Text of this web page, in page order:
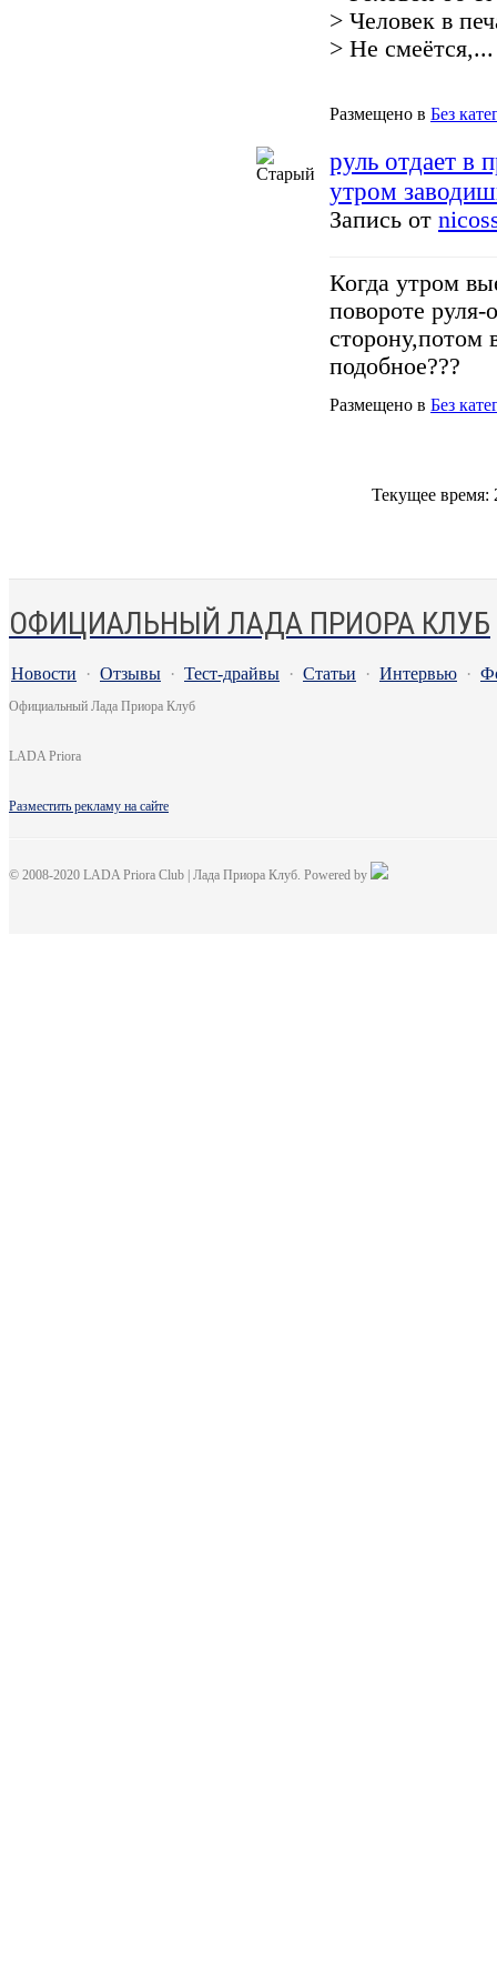
> Человек в
> Не смеётся,...
Размещено в Без
руль отдает в
утром
Запись от
Когда утром
повороте
сторону,потом
подобное???
Размещено в Без
Текущее время:
ОФИЦИАЛЬНЫЙ ЛАДА ПРИОРА КЛУБ
Новости · Отзывы · Тест-драйвы · Статьи · Интервью ·
Официальный Лада Приора Клуб
LADA Priora
Разместить рекламу на сайте
© 2008-2020 LADA Priora Club | Лада Приора Клуб. Powered by